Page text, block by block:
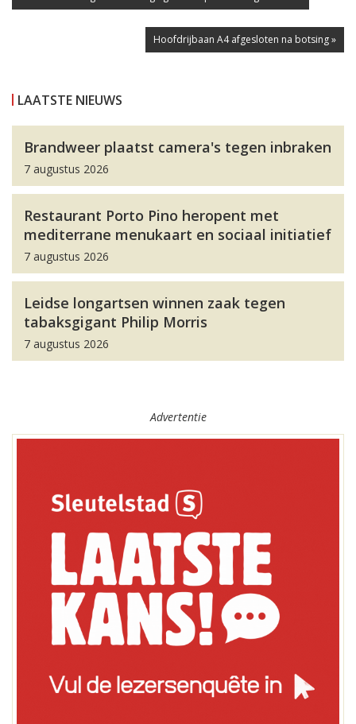
Hoofdrijbaan A4 afgesloten na botsing »
LAATSTE NIEUWS
Brandweer plaatst camera's tegen inbraken
7 augustus 2026
Restaurant Porto Pino heropent met
mediterrane menukaart en sociaal initiatief
7 augustus 2026
Leidse longartsen winnen zaak tegen
tabaksgigant Philip Morris
7 augustus 2026
Advertentie